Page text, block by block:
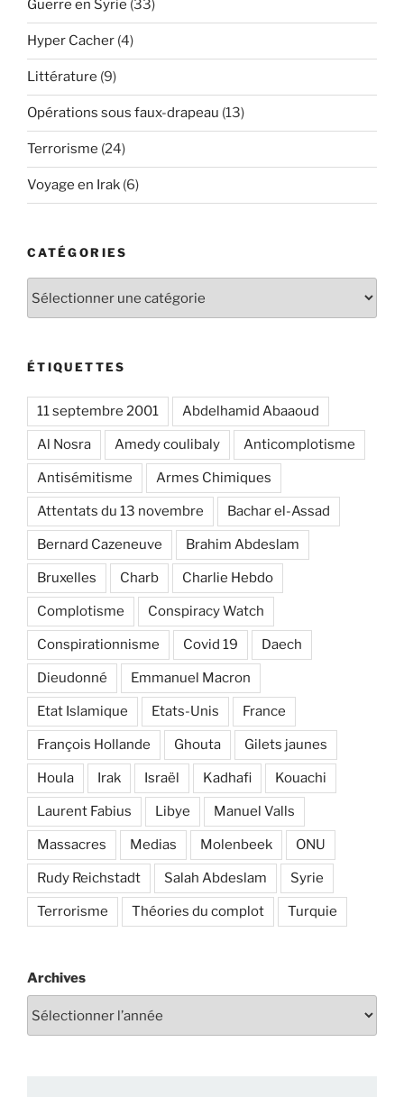
Guerre en Syrie (33)
Hyper Cacher (4)
Littérature (9)
Opérations sous faux-drapeau (13)
Terrorisme (24)
Voyage en Irak (6)
CATÉGORIES
ÉTIQUETTES
11 septembre 2001 Abdelhamid Abaaoud
Al Nosra Amedy coulibaly Anticomplotisme
Antisémitisme Armes Chimiques
Attentats du 13 novembre Bachar el-Assad
Bernard Cazeneuve Brahim Abdeslam
Bruxelles Charb Charlie Hebdo
Complotisme Conspiracy Watch
Conspirationnisme Covid 19 Daech
Dieudonné Emmanuel Macron
Etat Islamique Etats-Unis France
François Hollande Ghouta Gilets jaunes
Houla Irak Israël Kadhafi Kouachi
Laurent Fabius Libye Manuel Valls
Massacres Medias Molenbeek ONU
Rudy Reichstadt Salah Abdeslam Syrie
Terrorisme Théories du complot Turquie
Archives